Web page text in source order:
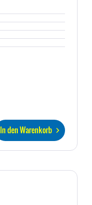
In den Warenkorb